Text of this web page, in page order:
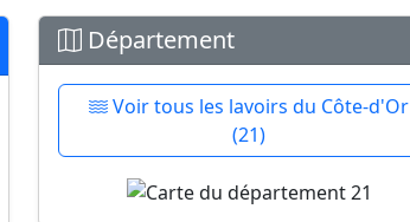
Département
Voir tous les lavoirs du Côte-d'Or
(21)